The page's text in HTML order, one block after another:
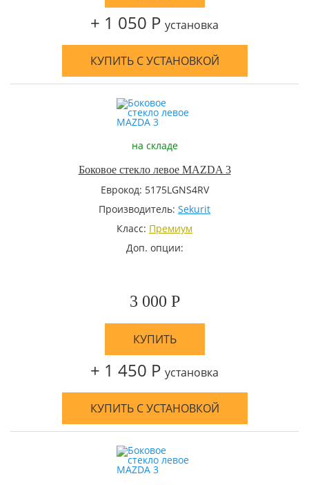
+ 1 050 Р установка
КУПИТЬ С УСТАНОВКОЙ
на складе
Боковое стекло левое MAZDA 3
Еврокод: 5175LGNS4RV
Производитель: Sekurit
Класс: Премиум
Доп. опции:
3 000 Р
КУПИТЬ
+ 1 450 Р установка
КУПИТЬ С УСТАНОВКОЙ